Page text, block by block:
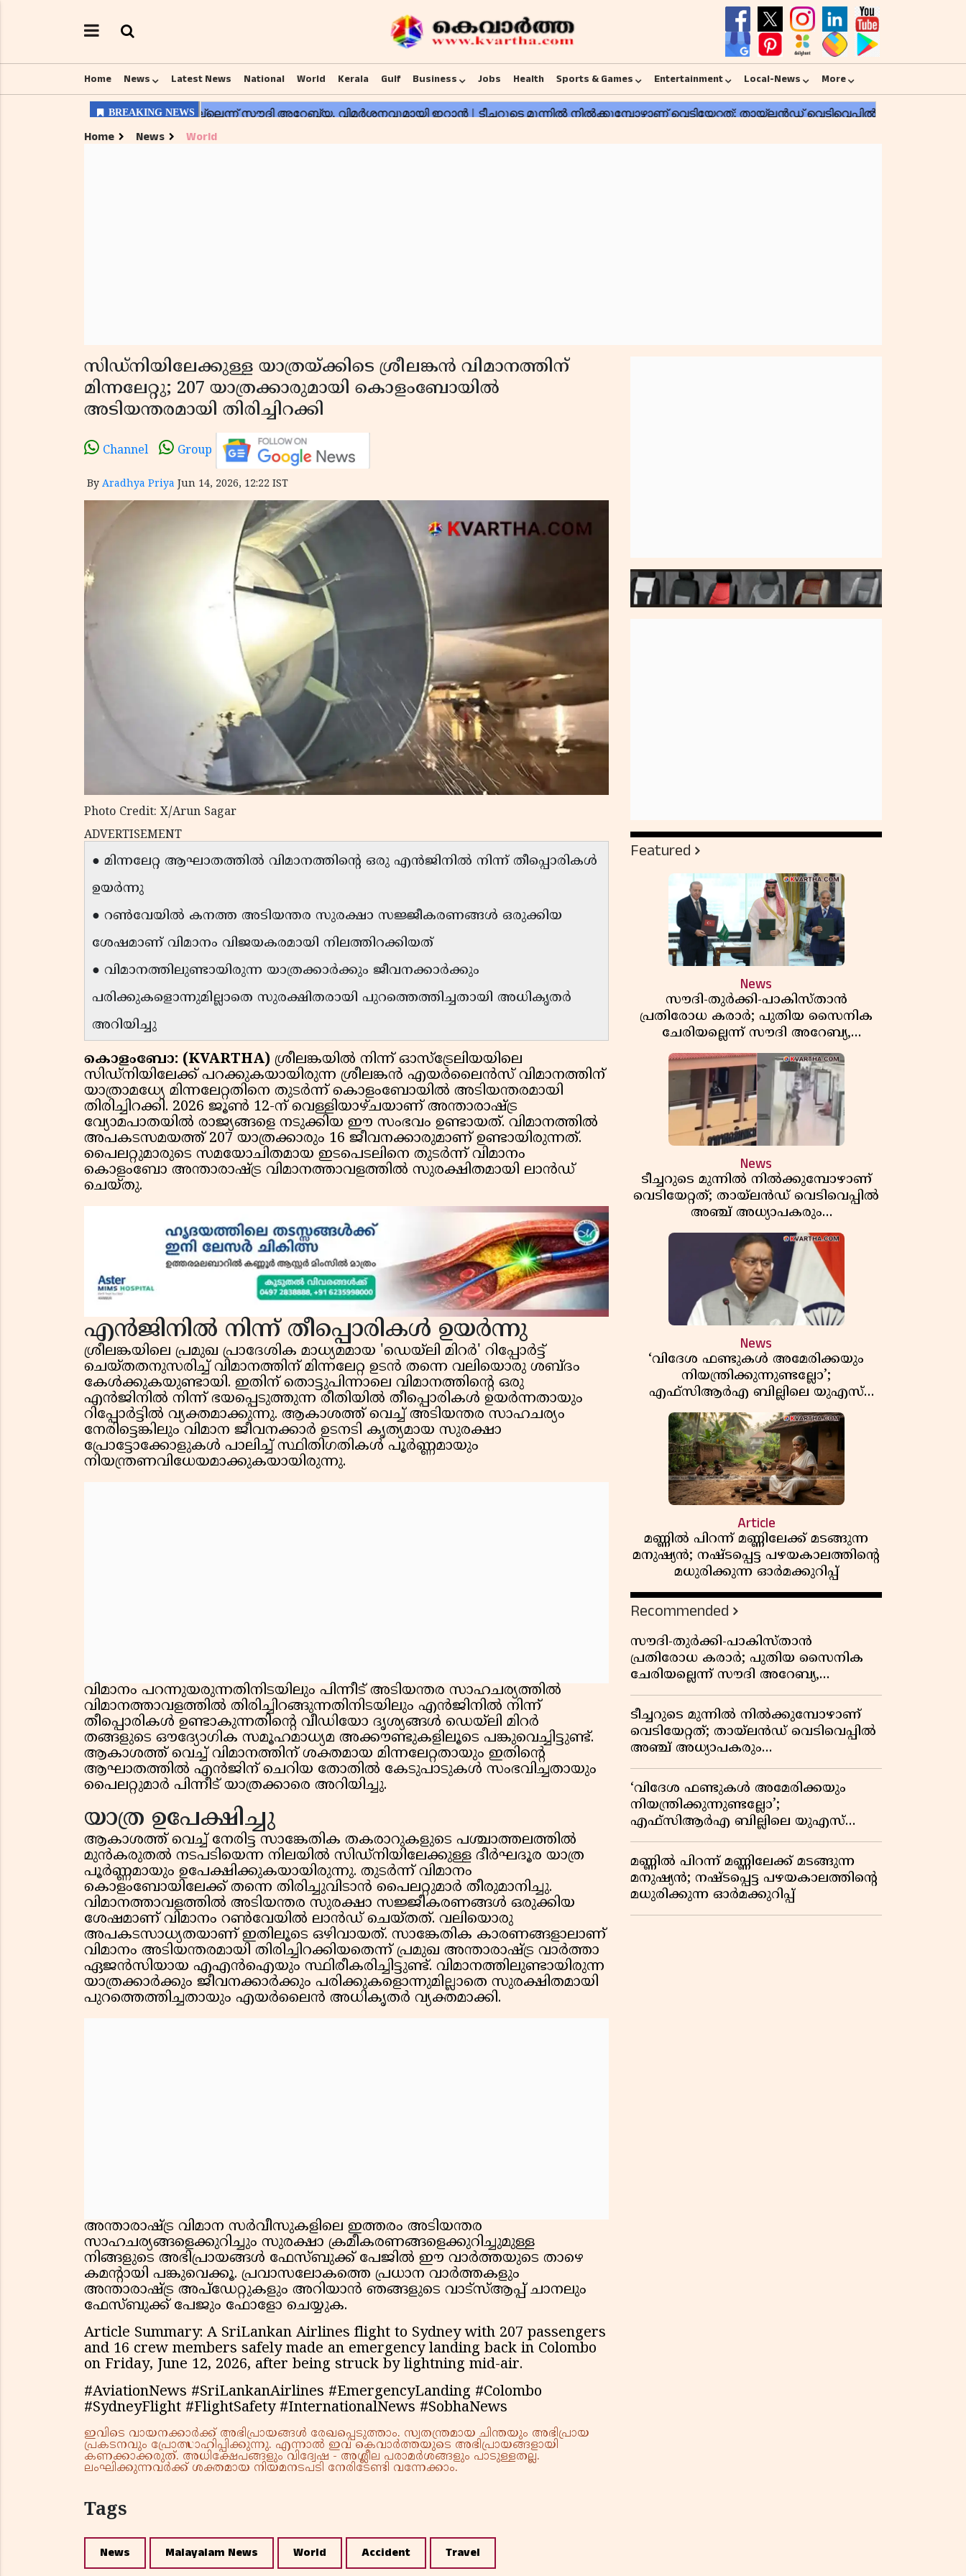
Home News Latest News National World Kerala Gulf Business Jobs Health Sports & Games Entertainment Local-News More
Home News World
സിഡ്‌നിയിലേക്കുള്ള യാത്രയ്ക്കിടെ ശ്രീലങ്കൻ വിമാനത്തിന്
മിന്നലേറ്റു; 207 യാത്രക്കാരുമായി കൊളംബോയിൽ
അടിയന്തരമായി തിരിച്ചിറക്കി
Channel Group
By Aradhya Priya Jun 14, 2026, 12:22 IST
Photo Credit: X/Arun Sagar
ADVERTISEMENT
● മിന്നലേറ്റ ആഘാതത്തിൽ വിമാനത്തിന്റെ ഒരു എൻജിനിൽ നിന്ന് തീപ്പൊരികൾ
ഉയർന്നു
● റൺവേയിൽ കനത്ത അടിയന്തര സുരക്ഷാ സജ്ജീകരണങ്ങൾ ഒരുക്കിയ
ശേഷമാണ് വിമാനം വിജയകരമായി നിലത്തിറക്കിയത്
● വിമാനത്തിലുണ്ടായിരുന്ന യാത്രക്കാർക്കും ജീവനക്കാർക്കും
പരിക്കുകളൊന്നുമില്ലാതെ സുരക്ഷിതരായി പുറത്തെത്തിച്ചതായി അധികൃതർ
അറിയിച്ചു
കൊളംബോ: (KVARTHA) ശ്രീലങ്കയിൽ നിന്ന് ഓസ്ട്രേലിയയിലെ
സിഡ്‌നിയിലേക്ക് പറക്കുകയായിരുന്ന ശ്രീലങ്കൻ എയർലൈൻസ് വിമാനത്തിന്
യാത്രാമധ്യേ മിന്നലേറ്റതിനെ തുടർന്ന് കൊളംബോയിൽ അടിയന്തരമായി
തിരിച്ചിറക്കി. 2026 ജൂൺ 12-ന് വെള്ളിയാഴ്ചയാണ് അന്താരാഷ്ട്ര
വ്യോമപാതയിൽ രാജ്യങ്ങളെ നടുക്കിയ ഈ സംഭവം ഉണ്ടായത്. വിമാനത്തിൽ
അപകടസമയത്ത് 207 യാത്രക്കാരും 16 ജീവനക്കാരുമാണ് ഉണ്ടായിരുന്നത്.
പൈലറ്റുമാരുടെ സമയോചിതമായ ഇടപെടലിനെ തുടർന്ന് വിമാനം
കൊളംബോ അന്താരാഷ്ട്ര വിമാനത്താവളത്തിൽ സുരക്ഷിതമായി ലാൻഡ്
ചെയ്തു.
എൻജിനിൽ നിന്ന് തീപ്പൊരികൾ ഉയർന്നു
ശ്രീലങ്കയിലെ പ്രമുഖ പ്രാദേശിക മാധ്യമമായ 'ഡെയ്‌ലി മിറർ' റിപ്പോർട്ട്
ചെയ്തതനുസരിച്ച് വിമാനത്തിന് മിന്നലേറ്റ ഉടൻ തന്നെ വലിയൊരു ശബ്ദം
കേൾക്കുകയുണ്ടായി. ഇതിന് തൊട്ടുപിന്നാലെ വിമാനത്തിന്റെ ഒരു
എൻജിനിൽ നിന്ന് ഭയപ്പെടുത്തുന്ന രീതിയിൽ തീപ്പൊരികൾ ഉയർന്നതായും
റിപ്പോർട്ടിൽ വ്യക്തമാക്കുന്നു. ആകാശത്ത് വെച്ച് അടിയന്തര സാഹചര്യം
നേരിട്ടെങ്കിലും വിമാന ജീവനക്കാർ ഉടനടി കൃത്യമായ സുരക്ഷാ
പ്രോട്ടോക്കോളുകൾ പാലിച്ച് സ്ഥിതിഗതികൾ പൂർണ്ണമായും
നിയന്ത്രണവിധേയമാക്കുകയായിരുന്നു.
വിമാനം പറന്നുയരുന്നതിനിടയിലും പിന്നീട് അടിയന്തര സാഹചര്യത്തിൽ
വിമാനത്താവളത്തിൽ തിരിച്ചിറങ്ങുന്നതിനിടയിലും എൻജിനിൽ നിന്ന്
തീപ്പൊരികൾ ഉണ്ടാകുന്നതിന്റെ വീഡിയോ ദൃശ്യങ്ങൾ ഡെയ്‌ലി മിറർ
തങ്ങളുടെ ഔദ്യോഗിക സമൂഹമാധ്യമ അക്കൗണ്ടുകളിലൂടെ പങ്കുവെച്ചിട്ടുണ്ട്.
ആകാശത്ത് വെച്ച് വിമാനത്തിന് ശക്തമായ മിന്നലേറ്റതായും ഇതിന്റെ
ആഘാതത്തിൽ എൻജിന് ചെറിയ തോതിൽ കേടുപാടുകൾ സംഭവിച്ചതായും
പൈലറ്റുമാർ പിന്നീട് യാത്രക്കാരെ അറിയിച്ചു.
യാത്ര ഉപേക്ഷിച്ചു
ആകാശത്ത് വെച്ച് നേരിട്ട സാങ്കേതിക തകരാറുകളുടെ പശ്ചാത്തലത്തിൽ
മുൻകരുതൽ നടപടിയെന്ന നിലയിൽ സിഡ്‌നിയിലേക്കുള്ള ദീർഘദൂര യാത്ര
പൂർണ്ണമായും ഉപേക്ഷിക്കുകയായിരുന്നു. തുടർന്ന് വിമാനം
കൊളംബോയിലേക്ക് തന്നെ തിരിച്ചുവിടാൻ പൈലറ്റുമാർ തീരുമാനിച്ചു.
വിമാനത്താവളത്തിൽ അടിയന്തര സുരക്ഷാ സജ്ജീകരണങ്ങൾ ഒരുക്കിയ
ശേഷമാണ് വിമാനം റൺവേയിൽ ലാൻഡ് ചെയ്തത്. വലിയൊരു
അപകടസാധ്യതയാണ് ഇതിലൂടെ ഒഴിവായത്. സാങ്കേതിക കാരണങ്ങളാലാണ്
വിമാനം അടിയന്തരമായി തിരിച്ചിറക്കിയതെന്ന് പ്രമുഖ അന്താരാഷ്ട്ര വാർത്താ
ഏജൻസിയായ എഎൻഐയും സ്ഥിരീകരിച്ചിട്ടുണ്ട്. വിമാനത്തിലുണ്ടായിരുന്ന
യാത്രക്കാർക്കും ജീവനക്കാർക്കും പരിക്കുകളൊന്നുമില്ലാതെ സുരക്ഷിതമായി
പുറത്തെത്തിച്ചതായും എയർലൈൻ അധികൃതർ വ്യക്തമാക്കി.
അന്താരാഷ്ട്ര വിമാന സർവീസുകളിലെ ഇത്തരം അടിയന്തര
സാഹചര്യങ്ങളെക്കുറിച്ചും സുരക്ഷാ ക്രമീകരണങ്ങളെക്കുറിച്ചുമുള്ള
നിങ്ങളുടെ അഭിപ്രായങ്ങൾ ഫേസ്ബുക്ക് പേജില്‍ ഈ വാര്‍ത്തയുടെ താഴെ
കമന്‍റായി പങ്കുവെക്കൂ. പ്രവാസലോകത്തെ പ്രധാന വാർത്തകളും
അന്താരാഷ്ട്ര അപ്ഡേറ്റുകളും അറിയാൻ ഞങ്ങളുടെ വാട്സ്ആപ്പ് ചാനലും
ഫേസ്ബുക്ക് പേജും ഫോളോ ചെയ്യുക.
Article Summary: A SriLankan Airlines flight to Sydney with 207 passengers
and 16 crew members safely made an emergency landing back in Colombo
on Friday, June 12, 2026, after being struck by lightning mid-air.
#AviationNews #SriLankanAirlines #EmergencyLanding #Colombo
#SydneyFlight #FlightSafety #InternationalNews #SobhaNews
ഇവിടെ വായനക്കാർക്ക് അഭിപ്രായങ്ങൾ രേഖപ്പെടുത്താം. സ്വതന്ത്രമായ ചിന്തയും അഭിപ്രായ
പ്രകടനവും പ്രോത്സാഹിപ്പിക്കുന്നു. എന്നാൽ ഇവ കെവാർത്തയുടെ അഭിപ്രായങ്ങളായി
കണക്കാക്കരുത്. അധിക്ഷേപങ്ങളും വിദ്വേഷ - അശ്ലീല പരാമർശങ്ങളും പാടുള്ളതല്ല.
ലംഘിക്കുന്നവർക്ക് ശക്തമായ നിയമനടപടി നേരിടേണ്ടി വന്നേക്കാം.
Tags
News Malayalam News World Accident Travel
Featured
News
സൗദി-തുർക്കി-പാകിസ്താൻ
പ്രതിരോധ കരാർ; പുതിയ സൈനിക
ചേരിയല്ലെന്ന് സൗദി അറേബ്യ,
വിമർശനവുമായി ഇറാൻ
News
ടീച്ചറുടെ മുന്നിൽ നിൽക്കുമ്പോഴാണ്
വെടിയേറ്റത്; തായ്‌ലൻഡ് വെടിവെപ്പിൽ
അഞ്ച് അധ്യാപകരും
മുത്തശ്ശീമുത്തശ്ശന്മാരും കൊല്ലപ്പെട്ടു,
മരണസംഖ്യ 7; ഞെട്ടിക്കുന്ന
വെളിപ്പെടുത്തലുകൾ
News
‘വിദേശ ഫണ്ടുകൾ അമേരിക്കയും
നിയന്ത്രിക്കുന്നുണ്ടല്ലോ’;
എഫ്സിആർഎ ബില്ലിലെ യുഎസ്
വിമർശനങ്ങൾക്ക് മറുപടിയുമായി ഇന്ത്യ
Article
മണ്ണിൽ പിറന്ന് മണ്ണിലേക്ക് മടങ്ങുന്ന
മനുഷ്യൻ; നഷ്ടപ്പെട്ട പഴയകാലത്തിൻ്റെ
മധുരിക്കുന്ന ഓർമക്കുറിപ്പ്
Recommended
സൗദി-തുർക്കി-പാകിസ്താൻ
പ്രതിരോധ കരാർ; പുതിയ സൈനിക
ചേരിയല്ലെന്ന് സൗദി അറേബ്യ,
വിമർശനവുമായി ഇറാൻ
ടീച്ചറുടെ മുന്നിൽ നിൽക്കുമ്പോഴാണ്
വെടിയേറ്റത്; തായ്‌ലൻഡ് വെടിവെപ്പിൽ
അഞ്ച് അധ്യാപകരും
മുത്തശ്ശീമുത്തശ്ശന്മാരും കൊല്ലപ്പെട്ടു,
മരണസംഖ്യ 7; ഞെട്ടിക്കുന്ന
വെളിപ്പെടുത്തലുകൾ
‘വിദേശ ഫണ്ടുകൾ അമേരിക്കയും
നിയന്ത്രിക്കുന്നുണ്ടല്ലോ’;
എഫ്സിആർഎ ബില്ലിലെ യുഎസ്
വിമർശനങ്ങൾക്ക് മറുപടിയുമായി ഇന്ത്യ
മണ്ണിൽ പിറന്ന് മണ്ണിലേക്ക് മടങ്ങുന്ന
മനുഷ്യൻ; നഷ്ടപ്പെട്ട പഴയകാലത്തിൻ്റെ
മധുരിക്കുന്ന ഓർമക്കുറിപ്പ്